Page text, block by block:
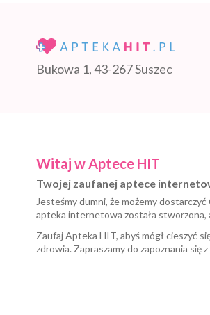
Bukowa 1, 43-267 Suszec
Witaj w Aptece HIT
Twojej zaufanej aptece
Jesteśmy dumni, że możemy
apteka internetowa została stworzona,
Zaufaj Apteka HIT, abyś mógł cieszyć
zdrowia. Zapraszamy do zapoznania się